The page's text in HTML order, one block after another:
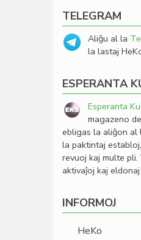
TELEGRAM
Aliĝu al la
la lastaj
ESPERANTA
Esperanta
magazeno
ebligas la aliĝon al
la paktintaj
revuoj kaj multe
aktivaĵoj kaj
INFORMOJ
HeKo